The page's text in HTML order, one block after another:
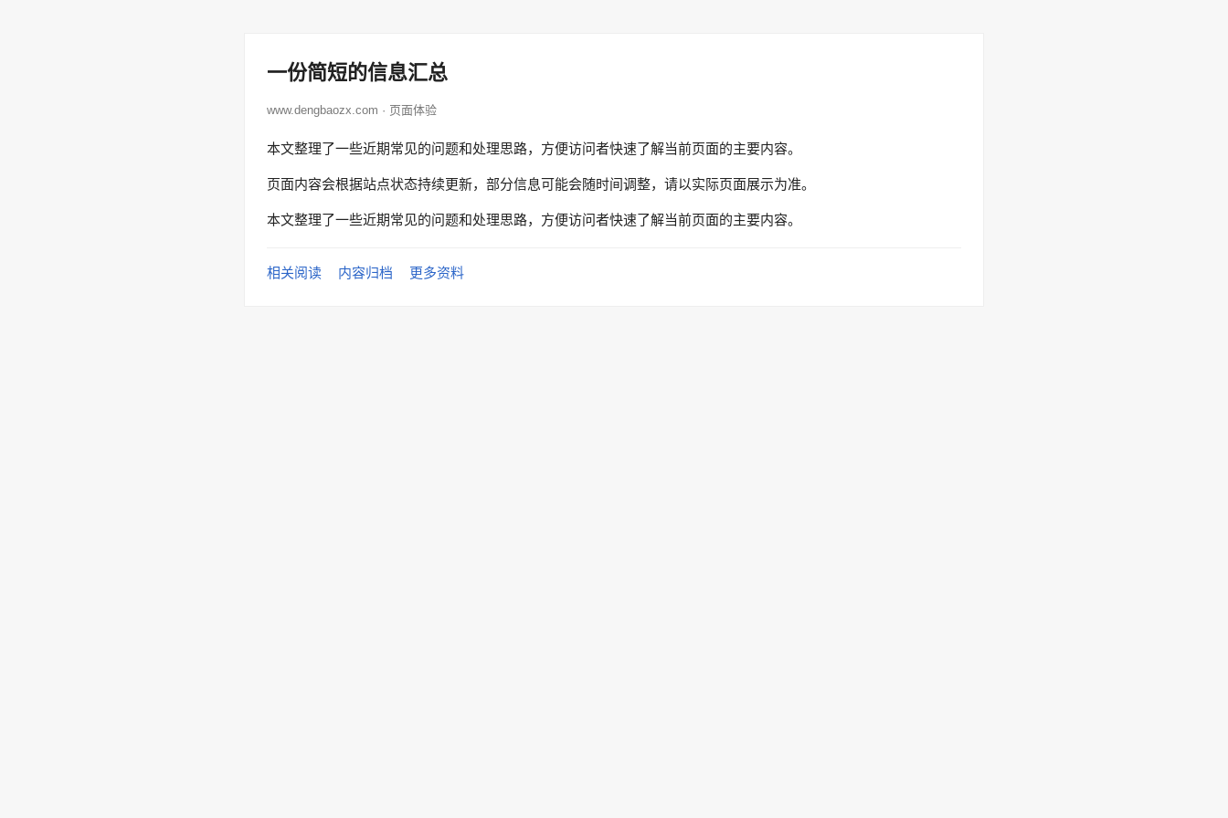
一份简短的信息汇总
www.dengbaozx.com · 页面体验
本文整理了一些近期常见的问题和处理思路，方便访问者快速了解当前页面的主要内容。
页面内容会根据站点状态持续更新，部分信息可能会随时间调整，请以实际页面展示为准。
本文整理了一些近期常见的问题和处理思路，方便访问者快速了解当前页面的主要内容。
相关阅读 内容归档 更多资料